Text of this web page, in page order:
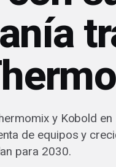
y Kobold en
de equipos y
para 2030.